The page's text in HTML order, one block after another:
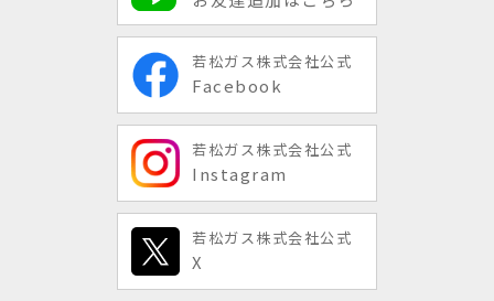
若松ガス株式会社公式
Facebook
若松ガス株式会社公式
Instagram
若松ガス株式会社公式
X